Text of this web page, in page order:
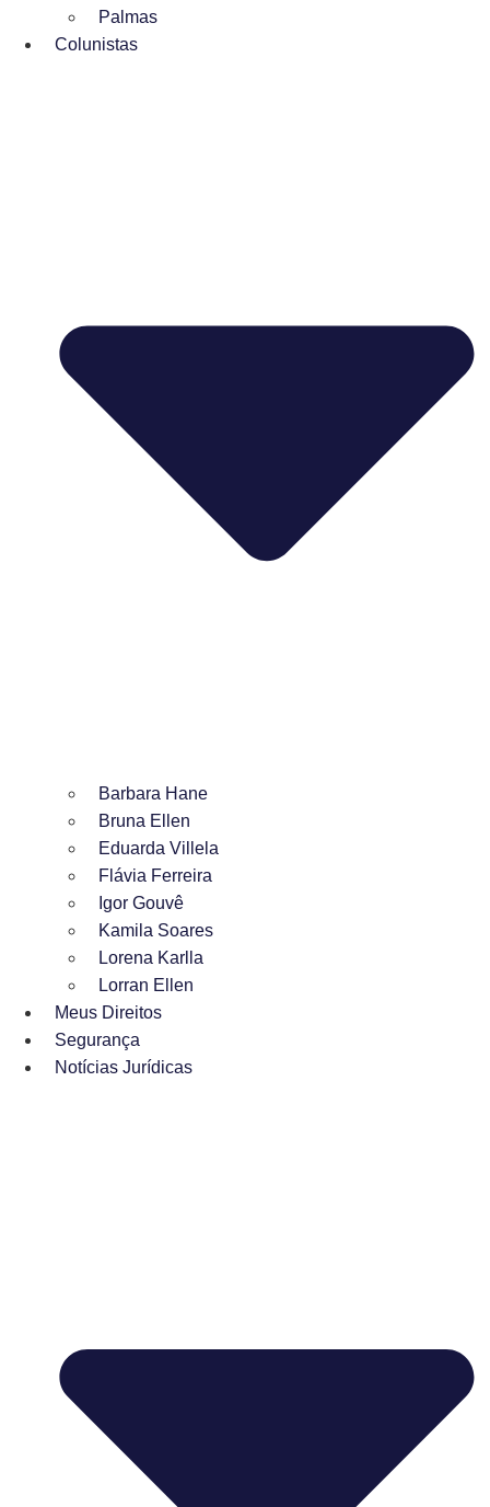
Palmas
Colunistas
Barbara Hane
Bruna Ellen
Eduarda Villela
Flávia Ferreira
Igor Gouvê
Kamila Soares
Lorena Karlla
Lorran Ellen
Meus Direitos
Segurança
Notícias Jurídicas